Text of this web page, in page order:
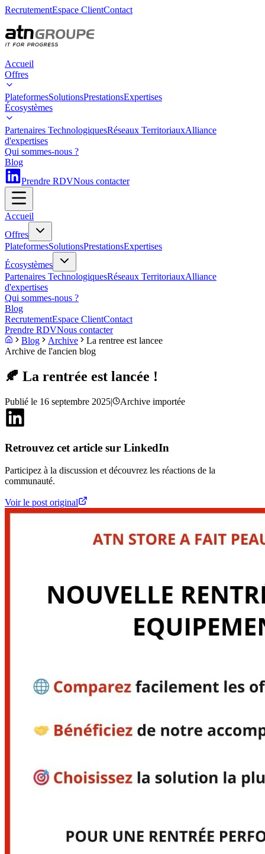
RecrutementEspace ClientContact
Accueil
Offres
PlateformesSolutionsPrestationsExpertises
Écosystèmes
Partenaires TechnologiquesRéseaux TerritoriauxAlliance
d'expertises
Qui sommes-nous ?
Blog
Prendre RDVNous contacter
Accueil
Offres
PlateformesSolutionsPrestationsExpertises
Écosystèmes
Partenaires TechnologiquesRéseaux TerritoriauxAlliance
d'expertises
Qui sommes-nous ?
Blog
RecrutementEspace ClientContact
Prendre RDVNous contacter
Blog
Archive
La rentree est lancee
Archive de l'ancien blog
🍂 La rentrée est lancée !
Publié le 16 septembre 2025| Archive importée
Retrouvez cet article sur LinkedIn
Participez à la discussion et découvrez les réactions de la
communauté.
Voir le post original